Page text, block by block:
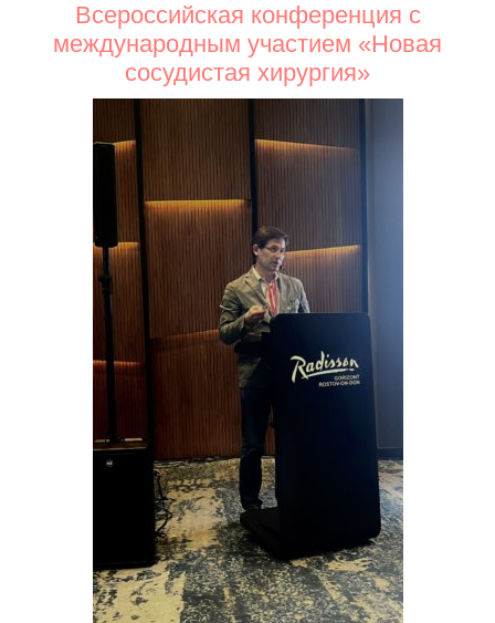
Всероссийская конференция с
международным участием «Новая
сосудистая хирургия»